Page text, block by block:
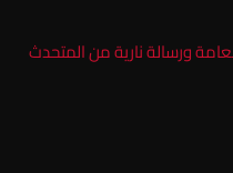
ورسالة نارية من المتحدث